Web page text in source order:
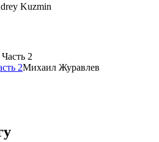
Kuzmin
2Михаил Журавлев